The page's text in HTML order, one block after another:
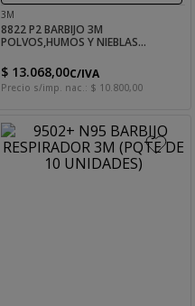
3M
8822 P2 BARBIJO 3M
POLVOS,HUMOS Y NIEBLAS
$ 13.068,00C/IVA
Precio s/imp. nac.: $ 10.800,00